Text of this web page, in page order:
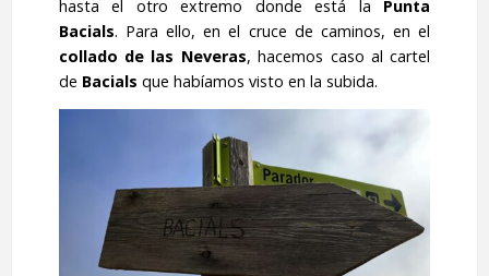
hasta el otro extremo donde está la Punta
Bacials. Para ello, en el cruce de caminos, en el
collado de las Neveras, hacemos caso al cartel
de Bacials que habíamos visto en la subida.